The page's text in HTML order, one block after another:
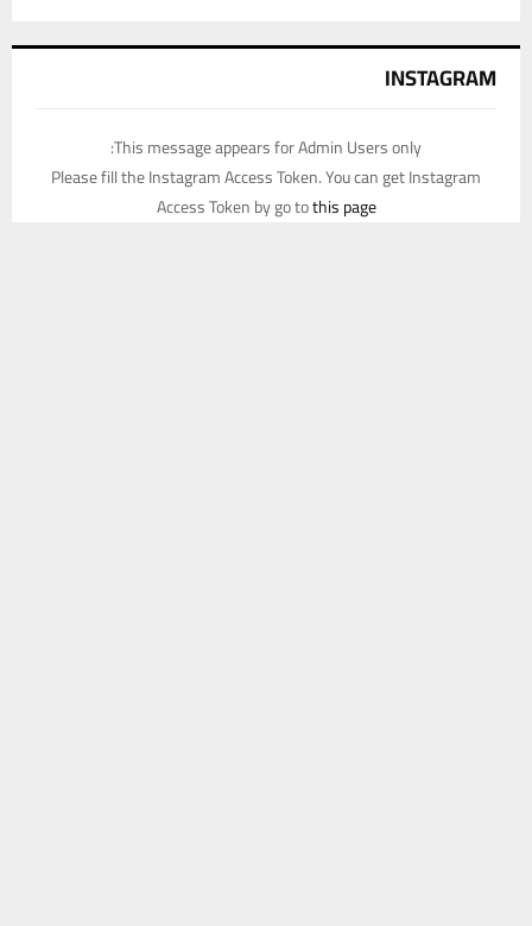
INSTAGRAM
This message appears for Admin Users only:
Please fill the Instagram Access Token. You can get Instagram
Access Token by go tothis page